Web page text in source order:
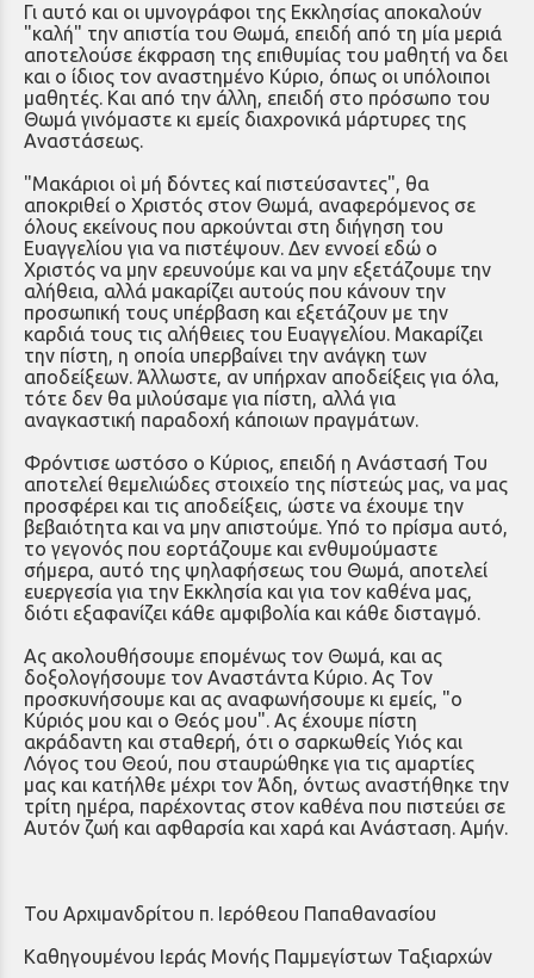
Γι αυτό και οι υμνογράφοι της Εκκλησίας αποκαλούν
"καλή" την απιστία του Θωμά, επειδή από τη μία μεριά
αποτελούσε έκφραση της επιθυμίας του μαθητή να δει
και ο ίδιος τον αναστημένο Κύριο, όπως οι υπόλοιποι
μαθητές. Και από την άλλη, επειδή στο πρόσωπο του
Θωμά γινόμαστε κι εμείς διαχρονικά μάρτυρες της
Αναστάσεως.
"Μακάριοι οἱ μή ἰδόντες καί πιστεύσαντες", θα
αποκριθεί ο Χριστός στον Θωμά, αναφερόμενος σε
όλους εκείνους που αρκούνται στη διήγηση του
Ευαγγελίου για να πιστέψουν. Δεν εννοεί εδώ ο
Χριστός να μην ερευνούμε και να μην εξετάζουμε την
αλήθεια, αλλά μακαρίζει αυτούς που κάνουν την
προσωπική τους υπέρβαση και εξετάζουν με την
καρδιά τους τις αλήθειες του Ευαγγελίου. Μακαρίζει
την πίστη, η οποία υπερβαίνει την ανάγκη των
αποδείξεων. Άλλωστε, αν υπήρχαν αποδείξεις για όλα,
τότε δεν θα μιλούσαμε για πίστη, αλλά για
αναγκαστική παραδοχή κάποιων πραγμάτων.
Φρόντισε ωστόσο ο Κύριος, επειδή η Ανάστασή Του
αποτελεί θεμελιώδες στοιχείο της πίστεώς μας, να μας
προσφέρει και τις αποδείξεις, ώστε να έχουμε την
βεβαιότητα και να μην απιστούμε. Υπό το πρίσμα αυτό,
το γεγονός που εορτάζουμε και ενθυμούμαστε
σήμερα, αυτό της ψηλαφήσεως του Θωμά, αποτελεί
ευεργεσία για την Εκκλησία και για τον καθένα μας,
διότι εξαφανίζει κάθε αμφιβολία και κάθε δισταγμό.
Ας ακολουθήσουμε επομένως τον Θωμά, και ας
δοξολογήσουμε τον Αναστάντα Κύριο. Ας Τον
προσκυνήσουμε και ας αναφωνήσουμε κι εμείς, "ο
Κύριός μου και ο Θεός μου". Ας έχουμε πίστη
ακράδαντη και σταθερή, ότι ο σαρκωθείς Υιός και
Λόγος του Θεού, που σταυρώθηκε για τις αμαρτίες
μας και κατήλθε μέχρι τον Άδη, όντως αναστήθηκε την
τρίτη ημέρα, παρέχοντας στον καθένα που πιστεύει σε
Αυτόν ζωή και αφθαρσία και χαρά και Ανάσταση. Αμήν.
Του Αρχιμανδρίτου π. Ιερόθεου Παπαθανασίου
Καθηγουμένου Ιεράς Μονής Παμμεγίστων Ταξιαρχών